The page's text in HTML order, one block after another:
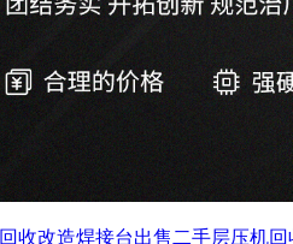
回收改造焊接台出售二手层压机